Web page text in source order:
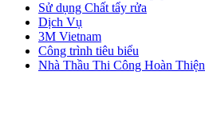
Sử dụng Chất tẩy rửa
Dịch Vụ
3M Vietnam
Công trình tiêu biểu
Nhà Thầu Thi Công Hoàn Thiện